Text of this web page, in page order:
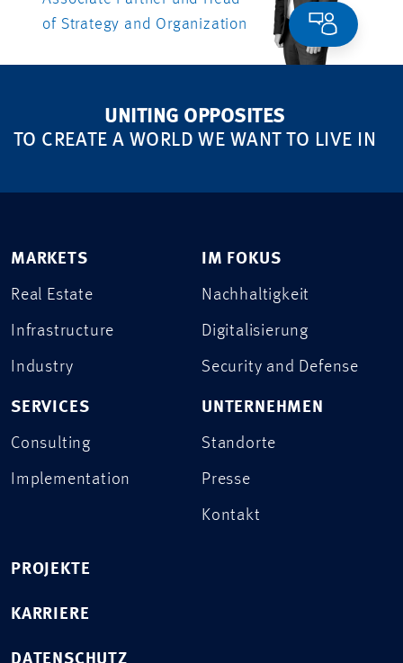
of Strategy and Organization
UNITING OPPOSITES
TO CREATE A WORLD WE WANT TO LIVE IN
MARKETS
Real Estate
Infrastructure
Industry
SERVICES
Consulting
Implementation
IM FOKUS
Nachhaltigkeit
Digitalisierung
Security and Defense
UNTERNEHMEN
Standorte
Presse
Kontakt
PROJEKTE
KARRIERE